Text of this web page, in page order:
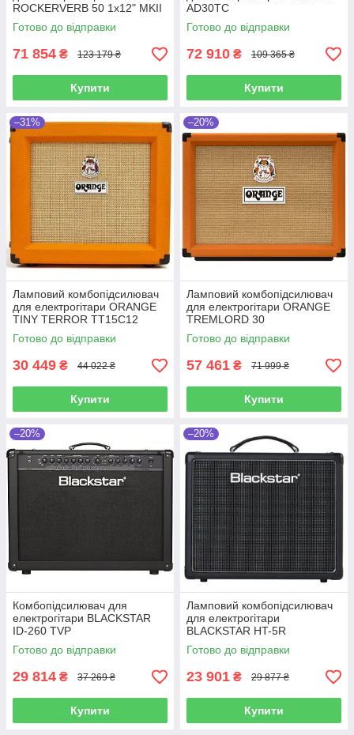
ROCKERVERB 50 1x12" MKII
Готово до відправки
71 854 ₴ 123 179 ₴
Купити
AD30TC
Готово до відправки
72 910 ₴ 109 365 ₴
Купити
–31%
Ламповий комбопідсилювач
для електрогітари ORANGE
TINY TERROR TT15C12
Готово до відправки
30 449 ₴ 44 022 ₴
Купити
–20%
Ламповий комбопідсилювач
для електрогітари ORANGE
TREMLORD 30
Готово до відправки
57 461 ₴ 71 999 ₴
Купити
–20%
Комбопідсилювач для
електрогітари BLACKSTAR
ID-260 TVP
Готово до відправки
29 814 ₴ 37 269 ₴
Купити
–20%
Ламповий комбопідсилювач
для електрогітари
BLACKSTAR HT-5R
Готово до відправки
23 901 ₴ 29 877 ₴
Купити